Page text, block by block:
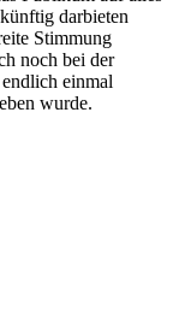
darbieten
Stimmung
noch bei der
einmal
wurde.